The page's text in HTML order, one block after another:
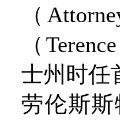
（
（
士州时任
劳伦斯斯